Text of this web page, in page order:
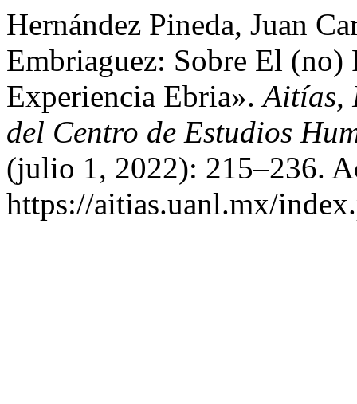
Hernández Pineda, Juan
Embriaguez: Sobre El
Experiencia Ebria».Aitías,
del Centro de Estudios
(julio 1, 2022): 215–236.
https://aitias.uanl.mx/